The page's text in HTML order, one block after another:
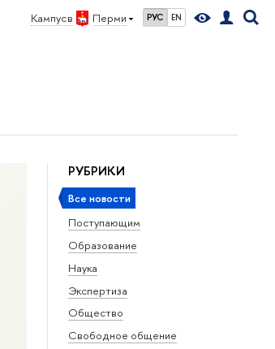
Кампус в Перми РУС EN
РУБРИКИ
Все новости
Поступающим
Образование
Наука
Экспертиза
Общество
Свободное общение